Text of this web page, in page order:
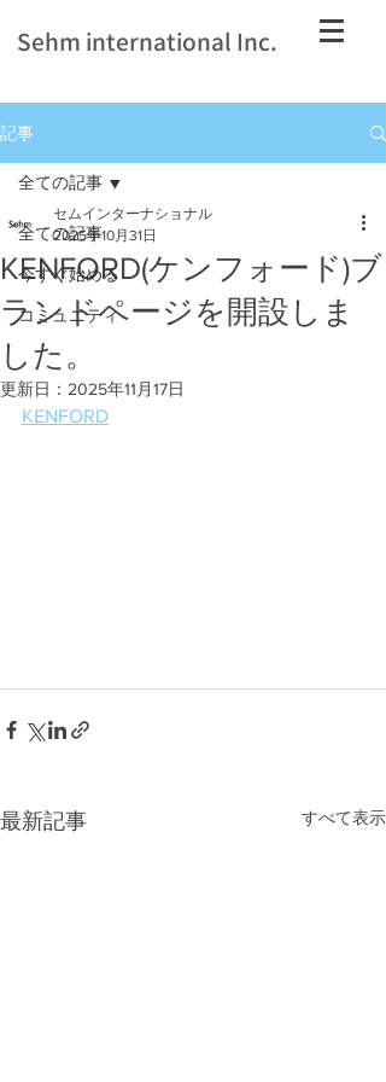
Sehm international Inc.
記事
全ての記事
今すぐ始める
コミュニティ
全ての記事
KENFORD(ケンフォード)ブ
ランドページを開設しま
した。
セムインターナショナル
2025年10月31日
更新日： 2025年11月17日
KENFORD
最新記事 すべて表示